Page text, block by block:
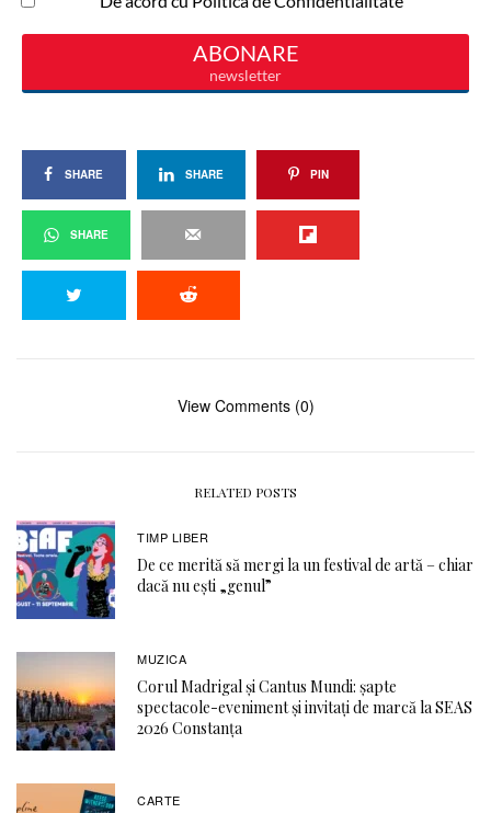
SHARE SHARE PIN
SHARE
View Comments (0)
RELATED POSTS
TIMP LIBER
De ce merită să mergi la un festival de artă – chiar
dacă nu ești „genul”
MUZICA
Corul Madrigal și Cantus Mundi: șapte
spectacole-eveniment și invitați de marcă la SEAS
2026 Constanța
CARTE